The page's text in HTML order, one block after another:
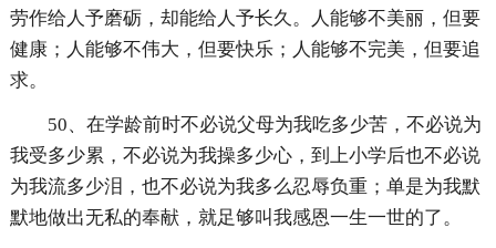
劳作给人予磨砺，却能给人予长久。人能够不美丽，但要
健康；人能够不伟大，但要快乐；人能够不完美，但要追
求。
50、在学龄前时不必说父母为我吃多少苦，不必说为
我受多少累，不必说为我操多少心，到上小学后也不必说
为我流多少泪，也不必说为我多么忍辱负重；单是为我默
默地做出无私的奉献，就足够叫我感恩一生一世的了。